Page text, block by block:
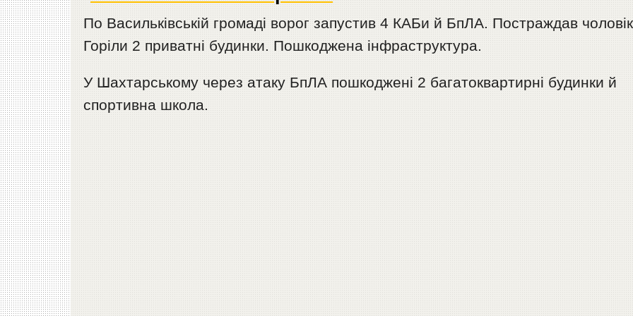
По Васильківській громаді ворог запустив 4 КАБи й БпЛА. Постраждав
Горіли 2 приватні будинки. Пошкоджена інфраструктура.
У Шахтарському через атаку БпЛА пошкоджені 2 багатоквартирні будинки й
спортивна школа.